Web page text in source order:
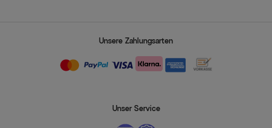
Unsere Zahlungsarten
Unser Service